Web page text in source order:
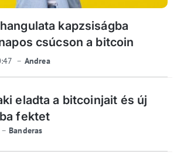
kapzsiságba
csúcson a bitcoin
Andrea
eladta a bitcoinjait és új
fektet
Banderas